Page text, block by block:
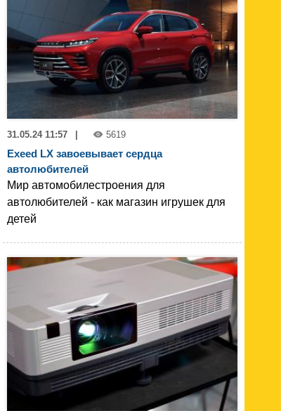
31.05.24 11:57 5619
Exeed LX завоевывает сердца
автолюбителей
Мир автомобилестроения для
автолюбителей - как магазин игрушек для
детей